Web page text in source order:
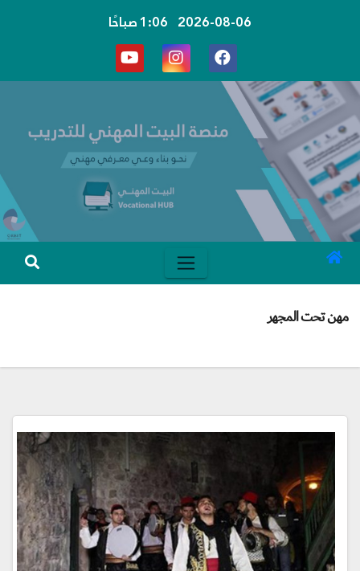
2026-08-06 1:06 صباحًا
مهن تحت المجهر